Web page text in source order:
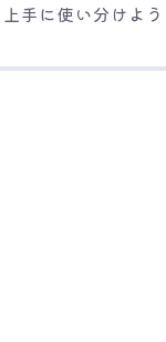
手に使い分けよう